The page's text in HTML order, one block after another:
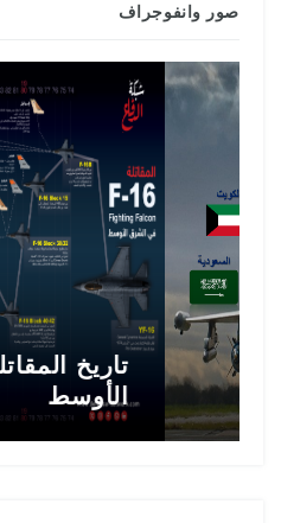
صور وانفوجراف
الأوسط